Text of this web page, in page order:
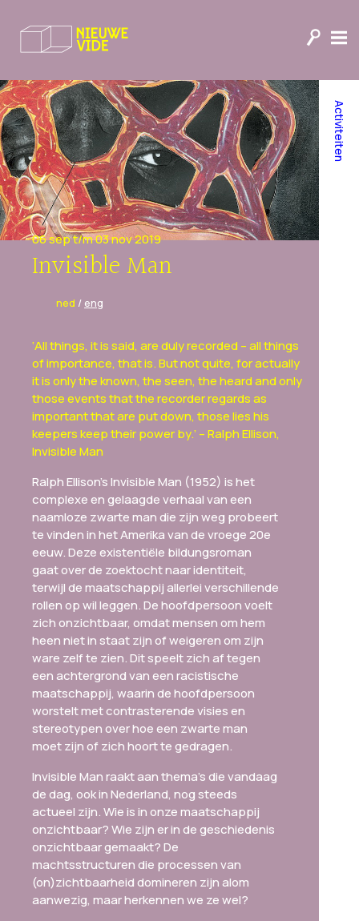
06 sep t/m 03 nov 2019
Invisible Man
ned / eng
‘All things, it is said, are duly recorded – all things
of importance, that is. But not quite, for actually
it is only the known, the seen, the heard and only
those events that the recorder regards as
important that are put down, those lies his
keepers keep their power by.’ – Ralph Ellison,
Invisible Man
Ralph Ellison’s Invisible Man (1952) is het
complexe en gelaagde verhaal van een
naamloze zwarte man die zijn weg probeert
te vinden in het Amerika van de vroege 20e
eeuw. Deze existentiële bildungsroman
gaat over de zoektocht naar identiteit,
terwijl de maatschappij allerlei verschillende
rollen op wil leggen. De hoofdpersoon voelt
zich onzichtbaar, omdat mensen om hem
heen niet in staat zijn of weigeren om zijn
ware zelf te zien. Dit speelt zich af tegen
een achtergrond van een racistische
maatschappij, waarin de hoofdpersoon
worstelt met contrasterende visies en
stereotypen over hoe een zwarte man
moet zijn of zich hoort te gedragen.
Invisible Man raakt aan thema’s die vandaag
de dag, ook in Nederland, nog steeds
actueel zijn. Wie is in onze maatschappij
onzichtbaar? Wie zijn er in de geschiedenis
onzichtbaar gemaakt? De
machtsstructuren die processen van
(on)zichtbaarheid domineren zijn alom
aanwezig, maar herkennen we ze wel?
Activiteiten